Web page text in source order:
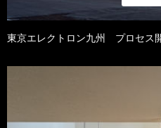
東京エレクトロン九州 プロセス